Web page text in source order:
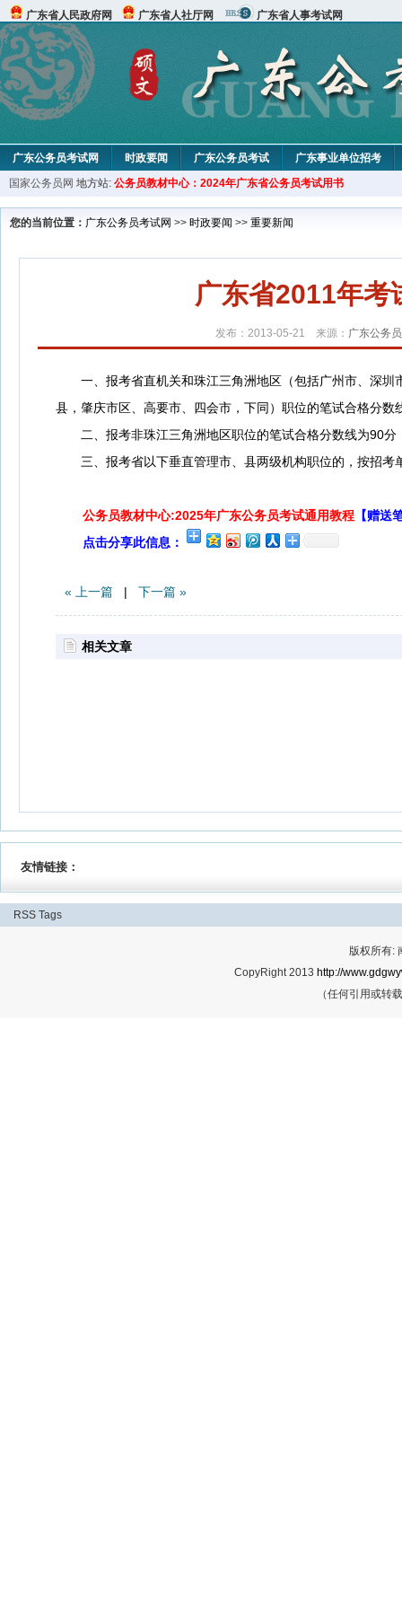
广东省人民政府网 广东省人社厅网 广东省人事考试网
广东公务员考试网 时政要闻 广东公务员考试
广东事业单位招考
国家公务员网 地方站: 公务员教材中心：2024年广东省公务员考试用书
您的当前位置： 广东公务员考试网 >> 时政要闻 >> 重要新闻
广东省2011年考
发布：2013-05-21 来源： 广东公务
一、报考省直机关和珠江三角洲地区（包括广州市、深圳
县，肇庆市区、高要市、四会市，下同）职位的笔试合格分
二、报考非珠江三角洲地区职位的笔试合格分数线为90分
三、报考省以下垂直管理市、县两级机构职位的，按招考
公务员教材中心:2025年广东公务员考试通用教程 【赠送
点击分享此信息：
« 上一篇 | 下一篇 »
相关文章
友情链接：
RSS Tags
版权所有:
CopyRight 2013 http://
（任何引用或转